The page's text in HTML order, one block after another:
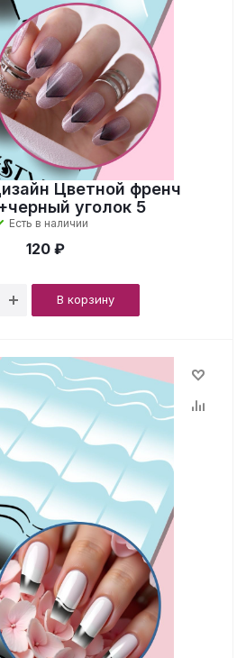
Цветной френч
уголок 5
Есть в наличии
120 ₽
В корзину